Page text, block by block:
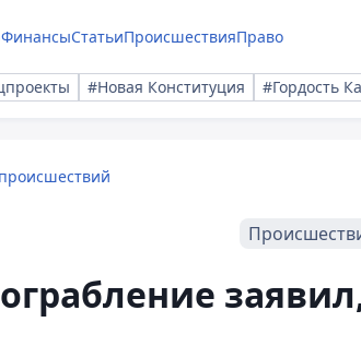
ФинансыСтатьиПроисшествияПраво
#Новая Конституция #Гордость